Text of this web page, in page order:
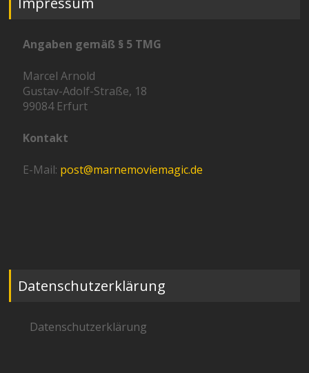
Angaben gemäß § 5 TMG
Marcel Arnold
Gustav-Adolf-Straße, 18
99084 Erfurt
Kontakt
E-Mail: post@marnemoviemagic.de
Datenschutzerklärung
Datenschutzerklärung